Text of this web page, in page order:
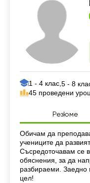
1 - 4 клас, 5 - 8
45 проведени
Резюме
Резюме
Обичам да
учениците да
Съсредоточавам се
обяснения, за да
разбираеми. Заедно
цел!